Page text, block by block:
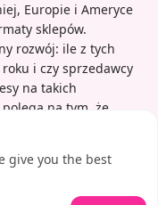
Europie i Ameryce
sklepów.
rozwój: ile z tych
i czy sprzedawcy
na takich
polega na tym, że
przekształcić
z transakcyjną
handel na
give you the best